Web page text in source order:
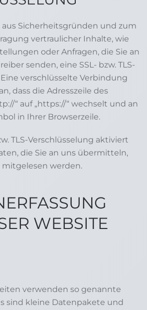
aus Sicherheitsgründen und zum
vertraulicher Inhalte, wie
oder Anfragen, die Sie an
senden, eine SSL- bzw. TLS-
verschlüsselte Verbindung
dass die Adresszeile des
“ auf „https://“ wechselt und an
in Ihrer Browserzeile.
TLS-Verschlüsselung aktiviert
die Sie an uns übermitteln,
werden.
WEBSITE
verwenden so genannte
sind kleine Datenpakete und